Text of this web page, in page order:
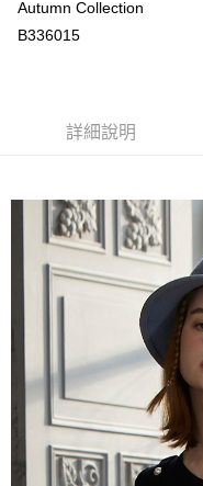
運送方式
付款後全家取貨
每筆NT$80，滿NT$2,000(
每筆NT$80，滿NT$2,000(
每筆NT$80，滿NT$2,000(
每筆NT$100，滿
Autumn Collection
B336015
詳細說明